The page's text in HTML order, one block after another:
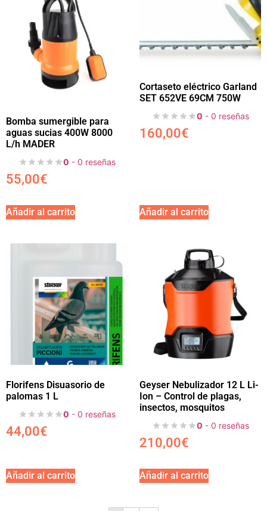
Bomba sumergible para
aguas sucias 400W 8000
L/h MADER
0 - 0 reseñas
55,00€
Añadir al carrito
Cortaseto eléctrico Garland
SET 652VE 69CM 750W
0 - 0 reseñas
160,00€
Añadir al carrito
Florifens Disuasorio de
palomas 1 L
0 - 0 reseñas
44,00€
Añadir al carrito
Geyser Nebulizador 12 L Li-
Ion – Control de plagas,
insectos, mosquitos
0 - 0 reseñas
210,00€
Añadir al carrito